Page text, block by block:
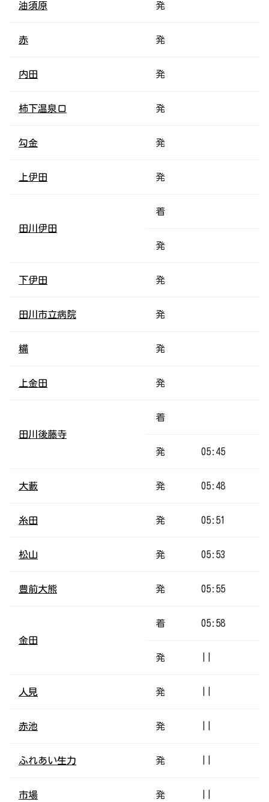
油須原 発
赤 発
内田 発
柿下温泉口 発
勾金 発
上伊田 発
田川伊田
着
発
下伊田 発
田川市立病院 発
糒 発
上金田 発
田川後藤寺
着
発 05:45
大藪 発 05:48
糸田 発 05:51
松山 発 05:53
豊前大熊 発 05:55
金田
着 05:58
発
人見 発
赤池 発
ふれあい生力 発
市場 発